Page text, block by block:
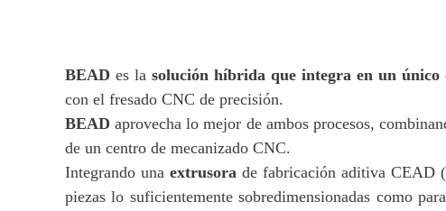
BEAD es la solución híbrida que integra en un
con el fresado CNC de precisión.
BEAD aprovecha lo mejor de ambos procesos,
de un centro de mecanizado CNC.
Integrando una extrusora de fabricación aditiva CEAD
piezas lo suficientemente sobredimensionadas como